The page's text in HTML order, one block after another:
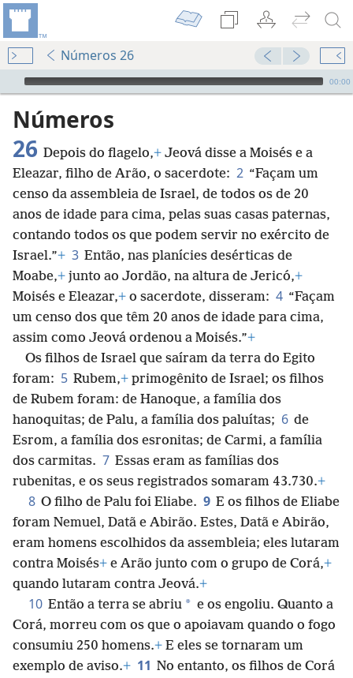
Números 26
Audio Player
00:00
Números
26 Depois do flagelo,+ Jeová disse a Moisés e a
Eleazar, filho de Arão, o sacerdote: 2 “Façam um
censo da assembleia de Israel, de todos os de 20
anos de idade para cima, pelas suas casas paternas,
contando todos os que podem servir no exército de
Israel.”+ 3 Então, nas planícies desérticas de
Moabe,+ junto ao Jordão, na altura de Jericó,+
Moisés e Eleazar,+ o sacerdote, disseram: 4 “Façam
um censo dos que têm 20 anos de idade para cima,
assim como Jeová ordenou a Moisés.”+
Os filhos de Israel que saíram da terra do Egito
foram: 5 Rubem,+ primogênito de Israel; os filhos
de Rubem foram: de Hanoque, a família dos
hanoquitas; de Palu, a família dos paluítas; 6 de
Esrom, a família dos esronitas; de Carmi, a família
dos carmitas. 7 Essas eram as famílias dos
rubenitas, e os seus registrados somaram 43.730.+
8 O filho de Palu foi Eliabe. 9 E os filhos de Eliabe
foram Nemuel, Datã e Abirão. Estes, Datã e Abirão,
eram homens escolhidos da assembleia; eles lutaram
contra Moisés+ e Arão junto com o grupo de Corá,+
quando lutaram contra Jeová.+
10 Então a terra se abriu * e os engoliu. Quanto a
Corá, morreu com os que o apoiavam quando o fogo
consumiu 250 homens.+ E eles se tornaram um
exemplo de aviso.+ 11 No entanto, os filhos de Corá